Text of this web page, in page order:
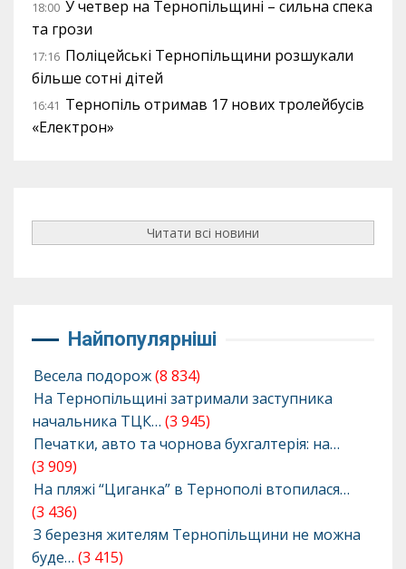
18:00 У четвер на Тернопільщині – сильна спека
та грози
17:16 Поліцейські Тернопільщини розшукали
більше сотні дітей
16:41 Тернопіль отримав 17 нових тролейбусів
«Електрон»
Читати всі новини
Найпопулярніші
Весела подорож(8 834)
На Тернопільщині затримали заступника
начальника ТЦК… (3 945)
Печатки, авто та чорнова бухгалтерія: на…
(3 909)
На пляжі “Циганка” в Тернополі втопилася…
(3 436)
З березня жителям Тернопільщини не можна
буде… (3 415)